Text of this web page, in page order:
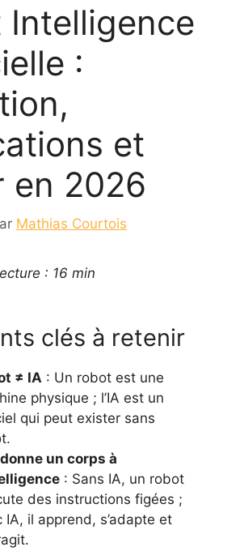
Intelligence
:
et
en 2026
Mathias Courtois
: 16 min
clés à retenir
≠ IA : Un robot est une
physique ; l’IA est un
qui peut exister sans
donne un corps à
: Sans IA, un robot
des instructions figées ;
IA, il apprend, s’adapte et